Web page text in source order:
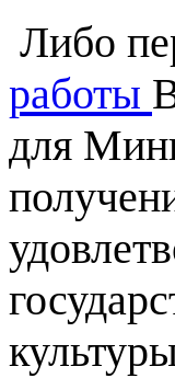
Либо
работы
для